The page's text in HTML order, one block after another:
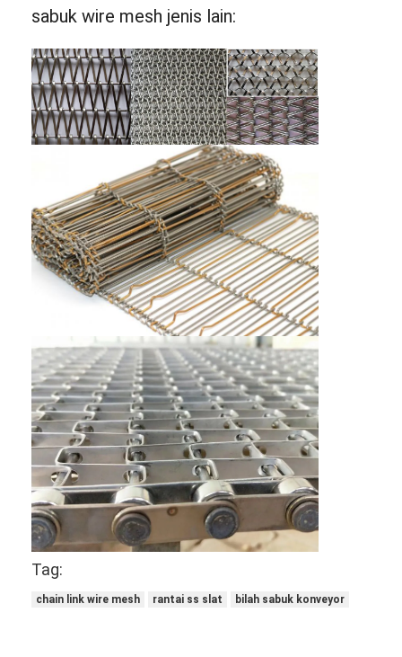
sabuk wire mesh jenis lain:
Tag:
chain link wire mesh rantai ss slat bilah sabuk konveyor